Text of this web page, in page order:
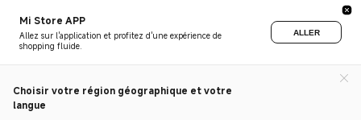
Mi Store APP
Allez sur l'application et profitez d'une expérience de
shopping fluide.
ALLER
Choisir votre région géographique et votre
langue